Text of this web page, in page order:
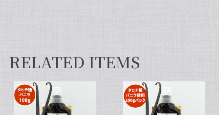
セット タヒチ種 + ブルボン種 10本 サイズだけ訳あり バニラビーンズ VANILLA VILLAGE
RELATED ITEMS